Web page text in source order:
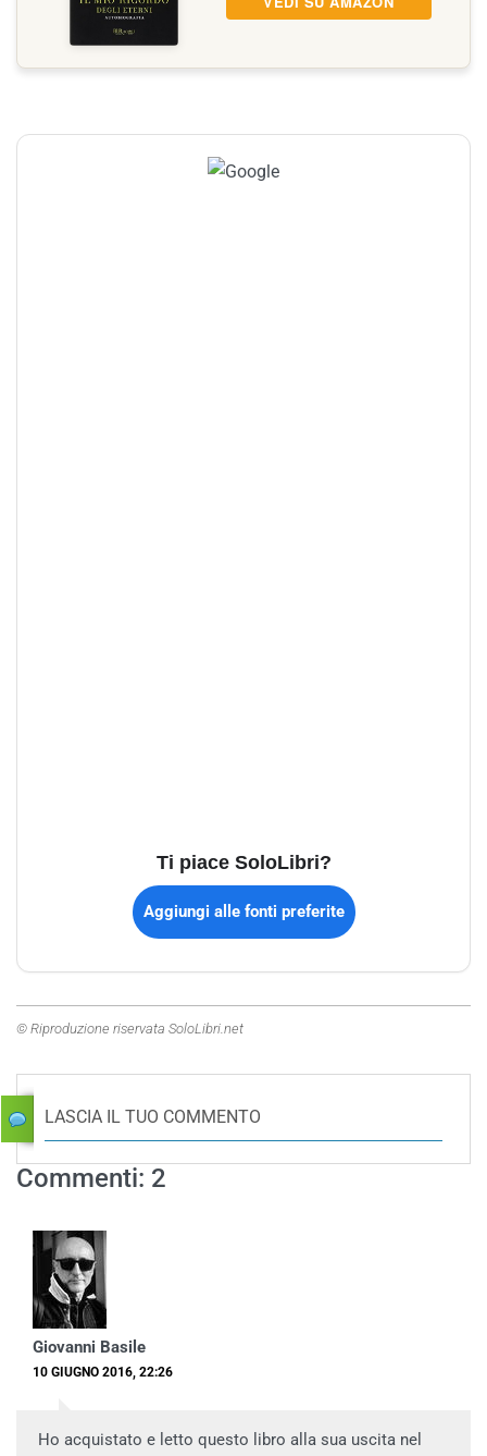
Ti piace SoloLibri?
Aggiungi alle fonti preferite
© Riproduzione riservata SoloLibri.net
LASCIA IL TUO COMMENTO
Commenti: 2
Giovanni Basile
10 GIUGNO 2016, 22:26
Ho acquistato e letto questo libro alla sua uscita nel